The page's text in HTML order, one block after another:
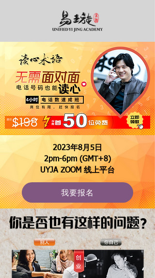
2023年8月5日
2pm-6pm (GMT+8)
UYJA ZOOM 线上平台
我要报名
你是否也有这样的问题？